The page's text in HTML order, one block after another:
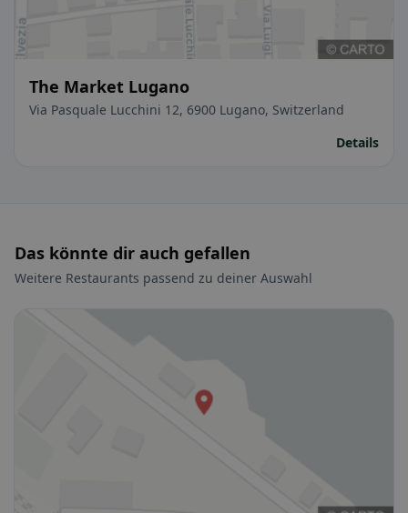
The Market Lugano
Via Pasquale Lucchini 12, 6900 Lugano, Switzerland
Details
Das könnte dir auch gefallen
Weitere Restaurants passend zu deiner Auswahl